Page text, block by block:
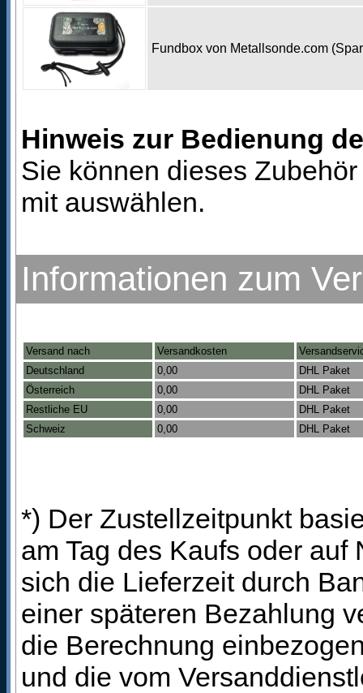
Fundbox von Metallsonde.com
Hinweis zur Bedienung
Sie können dieses
mit auswählen.
Informationen zum
Versand nach Versandkosten
Deutschland
0,00
DHL Paket
Österreich
0,00
DHL Paket
Restliche EU
0,00
DHL Paket
Schweiz
0,00 DHL Paket
*) Der Zustellzeitpunkt
am Tag des Kaufs oder
sich die Lieferzeit durch
einer späteren Bezahlung
die Berechnung
und die vom